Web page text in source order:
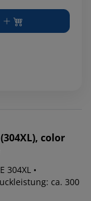
color
304XL •
ca. 300